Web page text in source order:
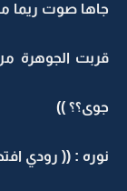
جاها صوت ريما
قربت الجوهرة
جوى؟؟ ))
نوره : (( رودي